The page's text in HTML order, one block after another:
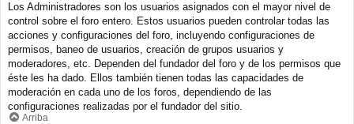
Los Administradores son los usuarios asignados con el mayor nivel de
control sobre el foro entero. Estos usuarios pueden controlar todas las
acciones y configuraciones del foro, incluyendo configuraciones de
permisos, baneo de usuarios, creación de grupos usuarios y
moderadores, etc. Dependen del fundador del foro y de los permisos que
éste les ha dado. Ellos también tienen todas las capacidades de
moderación en cada uno de los foros, dependiendo de las
configuraciones realizadas por el fundador del sitio.
Arriba